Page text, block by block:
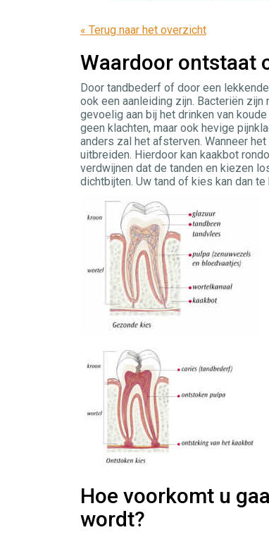
« Terug naar het overzicht
Waardoor ontstaat
Door tandbederf of door een
ook een aanleiding zijn. Bacteriën
gevoelig aan bij het drinken van
geen klachten, maar ook hevige
anders zal het afsterven. Wanneer
uitbreiden. Hierdoor kan kaakbot
verdwijnen dat de tanden en kiezen
dichtbijten. Uw tand of kies kan dan te
Hoe voorkomt u
wordt?